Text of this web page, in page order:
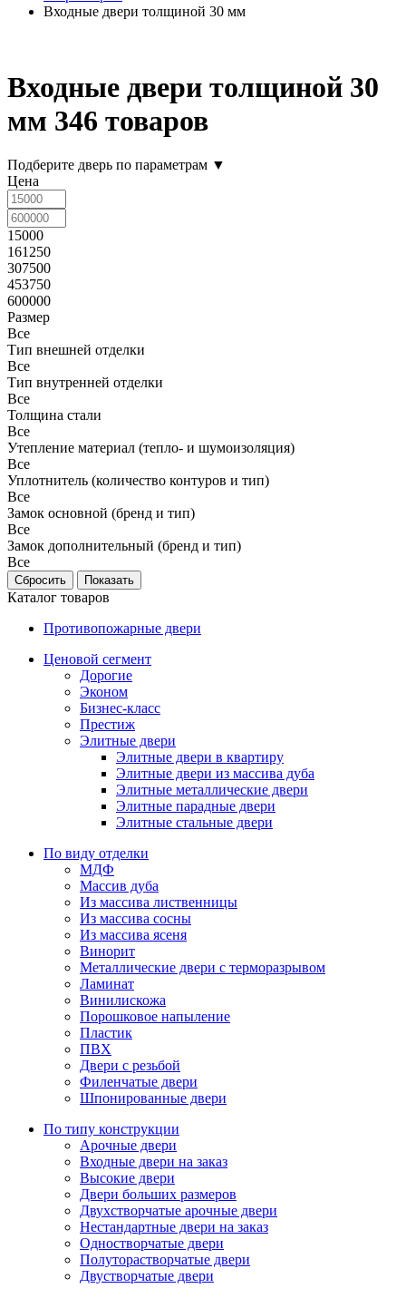
Входные двери толщиной 30 мм
Входные двери толщиной 30
мм 346 товаров
Подберите дверь по параметрам ▼
Цена
15000
161250
307500
453750
600000
Размер
Все
Тип внешней отделки
Все
Тип внутренней отделки
Все
Толщина стали
Все
Утепление материал (тепло- и шумоизоляция)
Все
Уплотнитель (количество контуров и тип)
Все
Замок основной (бренд и тип)
Все
Замок дополнительный (бренд и тип)
Все
Каталог товаров
Противопожарные двери
Ценовой сегмент
Дорогие
Эконом
Бизнес-класс
Престиж
Элитные двери
Элитные двери в квартиру
Элитные двери из массива дуба
Элитные металлические двери
Элитные парадные двери
Элитные стальные двери
По виду отделки
МДФ
Массив дуба
Из массива лиственницы
Из массива сосны
Из массива ясеня
Винорит
Металлические двери с терморазрывом
Ламинат
Винилискожа
Порошковое напыление
Пластик
ПВХ
Двери с резьбой
Филенчатые двери
Шпонированные двери
По типу конструкции
Арочные двери
Входные двери на заказ
Высокие двери
Двери больших размеров
Двухстворчатые арочные двери
Нестандартные двери на заказ
Одностворчатые двери
Полуторастворчатые двери
Двустворчатые двери